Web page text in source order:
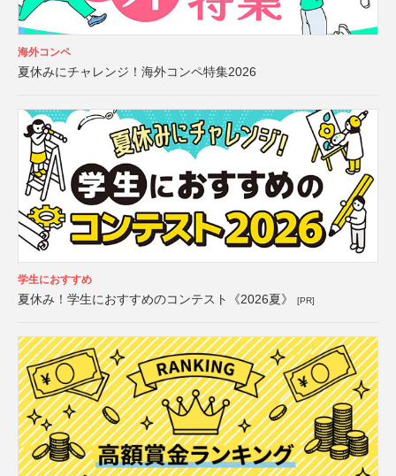
海外コンペ
夏休みにチャレンジ！海外コンペ特集2026
学生におすすめ
夏休み！学生におすすめのコンテスト《2026夏》 [PR]